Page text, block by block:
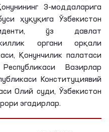
3-моддаларига
ҳуқуқига Ўзбекистон
ўз давлат
органи орқали
Қонунчилик палатаси
Вазирлар
Конституциявий
Олий суди, Ўзбекистон
эгадирлар.